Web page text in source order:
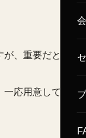
、重要だと思
応用意してお